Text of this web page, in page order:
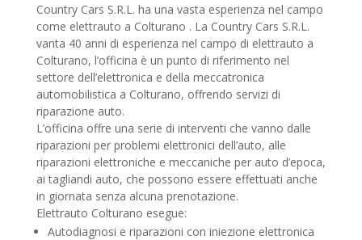
Country Cars S.R.L. ha una vasta esperienza nel campo
come elettrauto a Colturano . La Country Cars S.R.L.
vanta 40 anni di esperienza nel campo di elettrauto a
Colturano, l’officina è un punto di riferimento nel
settore dell’elettronica e della meccatronica
automobilistica a Colturano, offrendo servizi di
riparazione auto.
L’officina offre una serie di interventi che vanno dalle
riparazioni per problemi elettronici dell’auto, alle
riparazioni elettroniche e meccaniche per auto d’epoca,
ai tagliandi auto, che possono essere effettuati anche
in giornata senza alcuna prenotazione.
Elettrauto Colturano esegue:
Autodiagnosi e riparazioni con iniezione elettronica